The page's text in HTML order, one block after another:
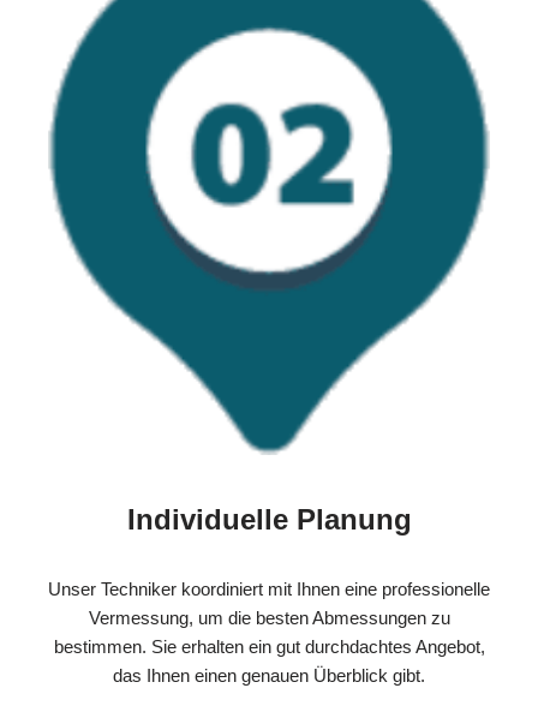
Individuelle Planung
Unser Techniker koordiniert mit Ihnen eine professionelle
Vermessung, um die besten Abmessungen zu
bestimmen. Sie erhalten ein gut durchdachtes Angebot,
das Ihnen einen genauen Überblick gibt.